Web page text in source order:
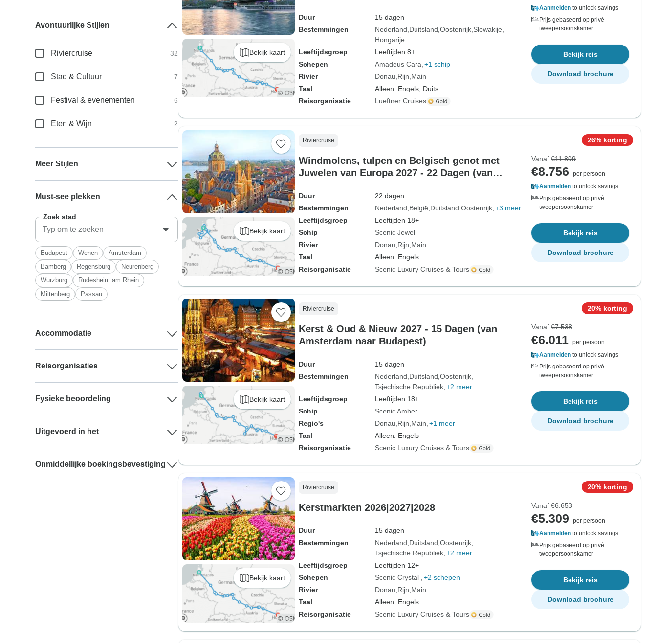
Bekijk kaart
Duur
15 dagen
Bestemmingen
Nederland Duitsland Oostenrijk Slowakije
Hongarije
Leeftijdsgroep
Leeftijden 8+
Schepen
Amadeus Cara +1 schip
Rivier
Donau Rijn Main
Taal
Alleen: Engels, Duits
Reisorganisatie
Lueftner Cruises
Aanmelden to unlock savings
Prijs gebaseerd op privé
tweepersoonskamer
Bekijk reis
Download brochure
Bekijk kaart
Riviercruise
Windmolens, tulpen en Belgisch genot met
Juwelen van Europa 2027 - 22 Dagen (van
Duur
22 dagen
Bestemmingen
Nederland België Duitsland Oostenrijk +3 meer
Leeftijdsgroep
Leeftijden 18+
Schip
Scenic Jewel
Rivier
Donau Rijn Main
Taal
Alleen: Engels
Reisorganisatie
Scenic Luxury Cruises & Tours
26% korting
Vanaf €11.809
€8.756
per persoon
Aanmelden to unlock savings
Prijs gebaseerd op privé
tweepersoonskamer
Bekijk reis
Download brochure
Bekijk kaart
Riviercruise
Kerst & Oud & Nieuw 2027 - 15 Dagen (van
Amsterdam naar Budapest)
Duur
15 dagen
Bestemmingen
Nederland Duitsland Oostenrijk
Tsjechische Republiek +2 meer
Leeftijdsgroep
Leeftijden 18+
Schip
Scenic Amber
Regio's
Donau Rijn Main +1 meer
Taal
Alleen: Engels
Reisorganisatie
Scenic Luxury Cruises & Tours
20% korting
Vanaf €7.538
€6.011 per persoon
Aanmelden to unlock savings
Prijs gebaseerd op privé
tweepersoonskamer
Bekijk reis
Download brochure
Bekijk kaart
Riviercruise
Kerstmarkten 2026|2027|2028
Duur
15 dagen
Bestemmingen
Nederland Duitsland Oostenrijk
Tsjechische Republiek +2 meer
Leeftijdsgroep
Leeftijden 12+
Schepen
Scenic Crystal
+2 schepen
Rivier
Donau Rijn Main
Taal
Alleen: Engels
Reisorganisatie
Scenic Luxury Cruises & Tours
20% korting
Vanaf €6.653
€5.309
per persoon
Aanmelden to unlock savings
Prijs gebaseerd op privé
tweepersoonskamer
Bekijk reis
Download brochure
Avontuurlijke Stijlen
Riviercruise 32
Stad & Cultuur 7
Festival & evenementen 6
Eten & Wijn 2
Meer Stijlen
Must-see plekken
Zoek stad
Budapest Wenen
Amsterdam
Bamberg
Regensburg
Neurenberg
Wurzburg
Rudesheim am Rhein
Miltenberg
Passau
Accommodatie
Reisorganisaties
Fysieke beoordeling
Uitgevoerd in het
Onmiddellijke boekingsbevestiging